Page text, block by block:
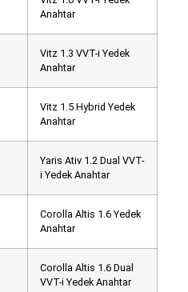
Anahtar
Vitz 1.3 VVT-i Yedek
Anahtar
Vitz 1.5 Hybrid Yedek
Anahtar
Yaris Ativ 1.2 Dual VVT-
i Yedek Anahtar
Corolla Altis 1.6 Yedek
Anahtar
Corolla Altis 1.6 Dual
VVT-i Yedek Anahtar